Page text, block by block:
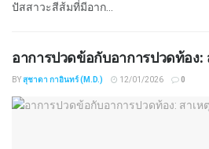
ปัสสาวะสีส้มที่มีอาก...
อาการปวดข้อกับอาการปวดท้อง:
BYสุชาดา กาอินทร์ (M.D.) 12/01/2026 0